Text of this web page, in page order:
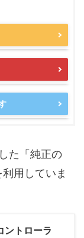
た「純正の
用していま
ントローラ